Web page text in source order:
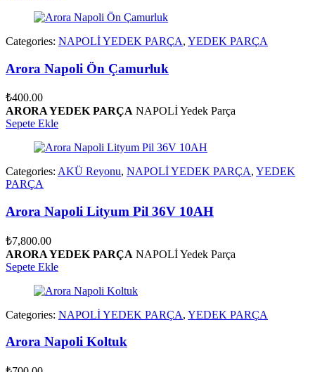
Categories: NAPOLİ YEDEK PARÇA, YEDEK PARÇA
Arora Napoli Ön Çamurluk
₺400.00
ARORA YEDEK PARÇA NAPOLİ Yedek Parça
Sepete Ekle
Categories: AKÜ Reyonu, NAPOLİ YEDEK PARÇA, YEDEK
PARÇA
Arora Napoli Lityum Pil 36V 10AH
₺7,800.00
ARORA YEDEK PARÇA NAPOLİ Yedek Parça
Sepete Ekle
Categories: NAPOLİ YEDEK PARÇA, YEDEK PARÇA
Arora Napoli Koltuk